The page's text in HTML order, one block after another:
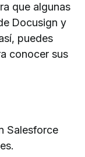
que algunas
Docusign y
puedes
conocer sus
Salesforce